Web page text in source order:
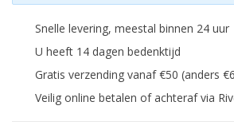
Snelle levering, meestal binnen 24 uur
U heeft 14 dagen bedenktijd
Gratis verzending vanaf €50 (anders
Veilig online betalen of achteraf via